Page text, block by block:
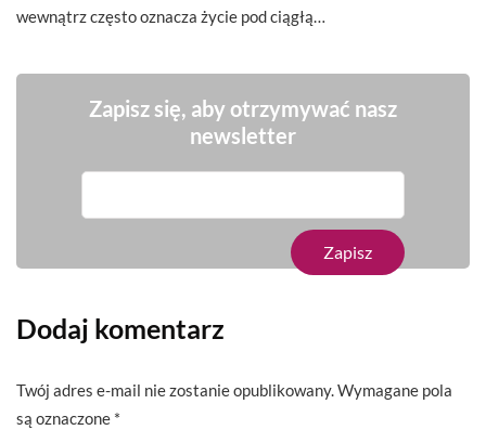
wewnątrz często oznacza życie pod ciągłą…
Zapisz się, aby otrzymywać nasz
newsletter
Dodaj komentarz
Twój adres e-mail nie zostanie opublikowany. Wymagane pola
są oznaczone *